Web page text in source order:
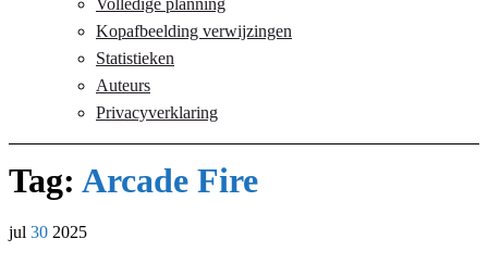
Volledige planning
Kopafbeelding verwijzingen
Statistieken
Auteurs
Privacyverklaring
Tag: Arcade Fire
jul 30 2025